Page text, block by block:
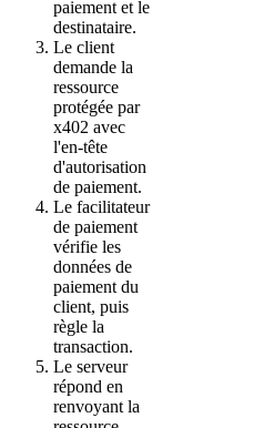
paiement et le
destinataire.
Le client
demande la
ressource
protégée par
x402 avec
l'en-tête
d'autorisation
de paiement.
Le facilitateur
de paiement
vérifie les
données de
paiement du
client, puis
règle la
transaction.
Le serveur
répond en
renvoyant la